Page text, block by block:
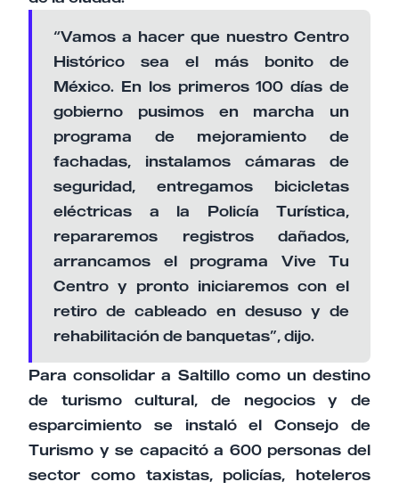
“Vamos a hacer que nuestro Centro
Histórico sea el más bonito de
México. En los primeros 100 días de
gobierno pusimos en marcha un
programa de mejoramiento de
fachadas, instalamos cámaras de
seguridad, entregamos bicicletas
eléctricas a la Policía Turística,
repararemos registros dañados,
arrancamos el programa Vive Tu
Centro y pronto iniciaremos con el
retiro de cableado en desuso y de
rehabilitación de banquetas”, dijo.
Para consolidar a Saltillo como un destino
de turismo cultural, de negocios y de
esparcimiento se instaló el Consejo de
Turismo y se capacitó a 600 personas del
sector como taxistas, policías, hoteleros